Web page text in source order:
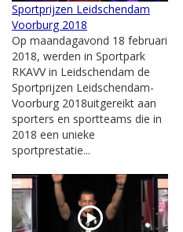
Sportprijzen Leidschendam
Voorburg 2018
Op maandagavond 18 februari
2018, werden in Sportpark
RKAVV in Leidschendam de
Sportprijzen Leidschendam-
Voorburg 2018uitgereikt aan
sporters en sportteams die in
2018 een unieke
sportprestatie...